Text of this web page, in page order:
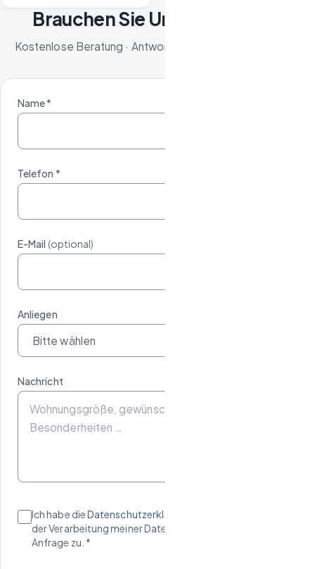
Brauchen Sie Unterstützung?
Kostenlose Beratung · Antwort innerhalb von 24 Stunden
Name *
Telefon *
E-Mail (optional)
Anliegen
Nachricht
Ich habe dieDatenschutzerklärung
der Verarbeitung meiner Daten zur Bearbeitung meiner
Anfrage zu. *